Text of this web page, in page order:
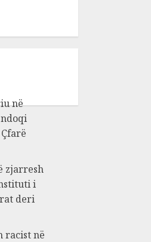
në
zjarresh
i
deri
racist në